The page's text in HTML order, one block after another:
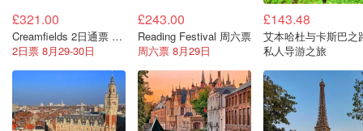
£321.00
Creamfields 2日通票 Daresbury Estate
2日票 8月29-30日
£243.00
Reading Festival 周六票
周六票 8月29日
£143.48
艾本哈杜与卡斯巴之
私人导游之旅